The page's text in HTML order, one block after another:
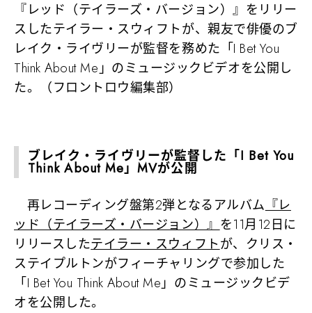
『レッド（テイラーズ・バージョン）』をリリー
スしたテイラー・スウィフトが、親友で俳優のブ
レイク・ライヴリーが監督を務めた「I Bet You
Think About Me」のミュージックビデオを公開し
た。（フロントロウ編集部）
ブレイク・ライヴリーが監督した「I Bet You
Think About Me」MVが公開
再レコーディング盤第2弾となるアルバム『レ
ッド（テイラーズ・バージョン）』を11月12日に
リリースしたテイラー・スウィフトが、クリス・
ステイプルトンがフィーチャリングで参加した
「I Bet You Think About Me」のミュージックビデ
オを公開した。